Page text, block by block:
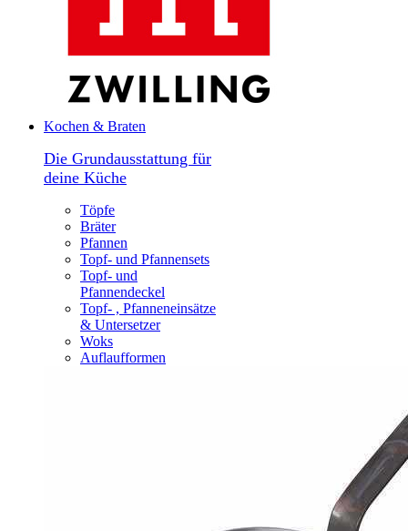
Kochen & Braten
Die Grundausstattung für
deine Küche
Töpfe
Bräter
Pfannen
Topf- und Pfannensets
Topf- und
Pfannendeckel
Topf- , Pfanneneinsätze
& Untersetzer
Woks
Auflaufformen